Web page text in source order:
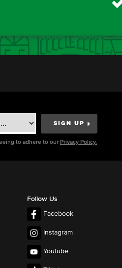
to adhere to our Privacy Policy.
Follow Us
Facebook
Instagram
Youtube